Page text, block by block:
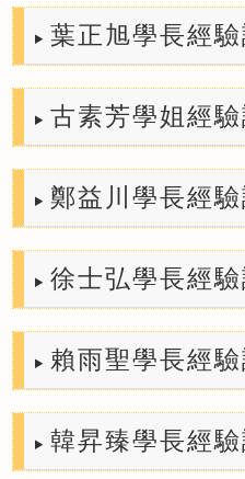
葉正旭學長經
古素芳學姐經
鄭益川學長經
徐士弘學長經
賴雨聖學長經
韓昇臻學長經